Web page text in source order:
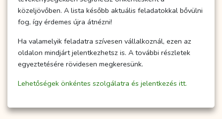
közeljövőben. A lista később aktuális feladatokkal bővülni
fog, így érdemes újra átnézni!
Ha valamelyik feladatra szívesen vállalkoznál, ezen az
oldalon mindjárt jelentkezhetsz is. A további részletek
egyeztetésére rövidesen megkeresünk.
Lehetőségek önkéntes szolgálatra és jelentkezés itt.